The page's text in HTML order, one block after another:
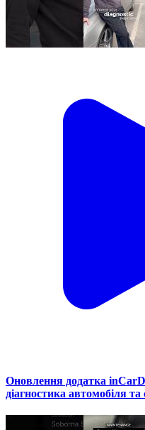
Оновлення додатка
діагностика автомобіля та